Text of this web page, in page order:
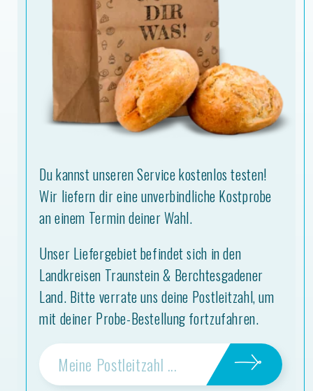
Du kannst unseren Service kostenlos testen!
Wir liefern dir eine unverbindliche Kostprobe
an einem Termin deiner Wahl.
Unser Liefergebiet befindet sich in den
Landkreisen Traunstein & Berchtesgadener
Land. Bitte verrate uns deine Postleitzahl, um
mit deiner Probe-Bestellung fortzufahren.